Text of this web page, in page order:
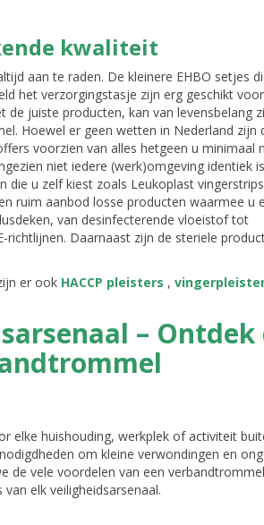
kwaliteit
aan te raden. De kleinere EHBO setjes
het verzorgingstasje zijn erg geschikt
juiste producten, kan van levensbelang
Hoewel er geen wetten in Nederland zijn
voorzien van alles hetgeen u minimaal
niet iedere (werk)omgeving identiek
u zelf kiest zoals Leukoplast
ruim aanbod losse producten waarmee u
van desinfecterende vloeistof tot
richtlijnen. Daarnaast zijn de steriele
er ook HACCP pleisters ,
– Ontdek
elke huishouding, werkplek of activiteit
om kleine verwondingen en
de vele voordelen van een
elk veiligheidsarsenaal.